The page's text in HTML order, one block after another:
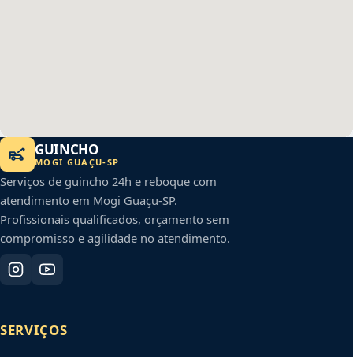
GUINCHO
MOGI GUAÇU-SP
Serviços de guincho 24h e reboque com
atendimento em Mogi Guaçu-SP.
Profissionais qualificados, orçamento sem
compromisso e agilidade no atendimento.
SERVIÇOS